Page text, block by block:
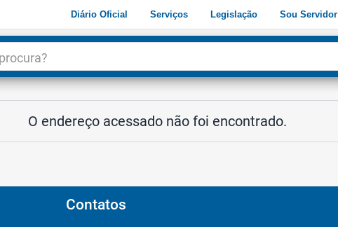
Diário Oficial Serviços Legislação Sou Servidor
O endereço acessado não foi encontrado.
Contatos